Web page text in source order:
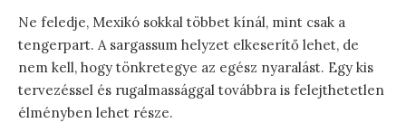
Ne feledje, Mexikó sokkal többet kínál, mint csak a
tengerpart. A sargassum helyzet elkeserítő lehet, de
nem kell, hogy tönkretegye az egész nyaralást. Egy kis
tervezéssel és rugalmassággal továbbra is felejthetetlen
élményben lehet része.